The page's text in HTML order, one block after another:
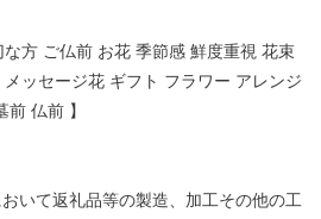
な方 ご仏前 お花 季節感 鮮度重視 花束
ッセージ花 ギフト フラワー アレンジ
前 仏前 】
いて返礼品等の製造、加工その他の工